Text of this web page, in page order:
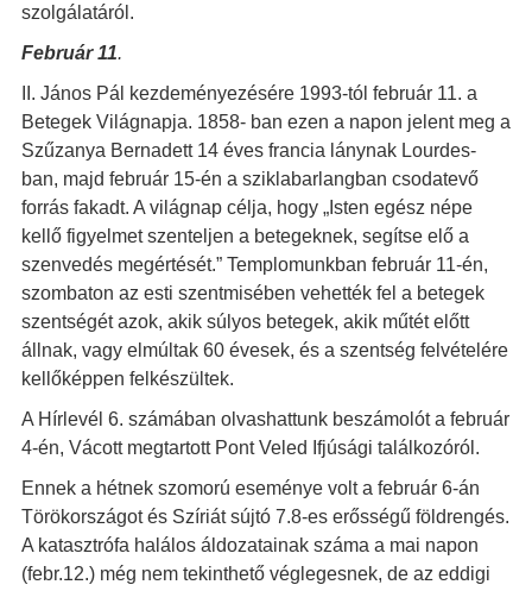
szolgálatáról.
Február 11.
II. János Pál kezdeményezésére 1993-tól február 11. a
Betegek Világnapja. 1858- ban ezen a napon jelent meg a
Szűzanya Bernadett 14 éves francia lánynak Lourdes-
ban, majd február 15-én a sziklabarlangban csodatevő
forrás fakadt. A világnap célja, hogy „Isten egész népe
kellő figyelmet szenteljen a betegeknek, segítse elő a
szenvedés megértését.” Templomunkban február 11-én,
szombaton az esti szentmisében vehették fel a betegek
szentségét azok, akik súlyos betegek, akik műtét előtt
állnak, vagy elmúltak 60 évesek, és a szentség felvételére
kellőképpen felkészültek.
A Hírlevél 6. számában olvashattunk beszámolót a február
4-én, Vácott megtartott Pont Veled Ifjúsági találkozóról.
Ennek a hétnek szomorú eseménye volt a február 6-án
Törökországot és Szíriát sújtó 7.8-es erősségű földrengés.
A katasztrófa halálos áldozatainak száma a mai napon
(febr.12.) még nem tekinthető véglegesnek, de az eddigi